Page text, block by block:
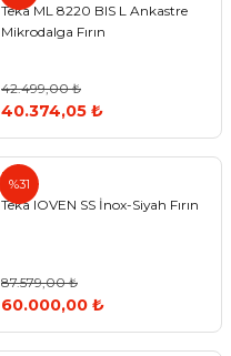
Teka ML 8220 BIS L Ankastre
Mikrodalga Fırın
42.499,00 ₺
40.374,05 ₺
%31
Teka
Teka IOVEN SS İnox-Siyah Fırın
87.579,00 ₺
60.000,00 ₺